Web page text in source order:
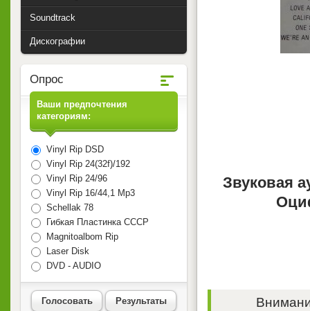
Звуковая
Soundtrack
Дискографии
Опрос
Ваши предпочтения
категориям:
Vinyl Rip DSD
Vinyl Rip 24(32f)/192
Vinyl Rip 24/96
Vinyl Rip 16/44,1 Mp3
Schellak 78
Гибкая Пластинка СССР
Magnitoalbom Rip
Laser Disk
DVD - AUDIO
Голосовать Результаты